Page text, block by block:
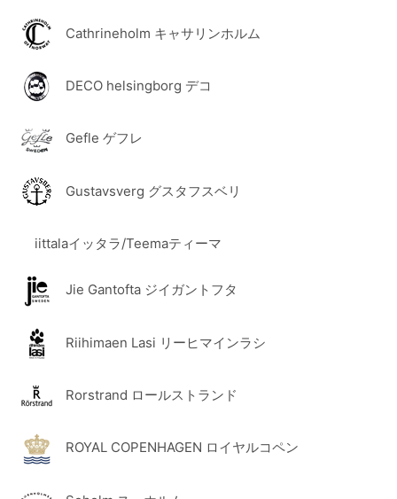
Cathrineholm キャサリンホルム
DECO helsingborg デコ
Gefle ゲフレ
Gustavsverg グスタフスベリ
iittalaイッタラ/Teemaティーマ
Jie Gantofta ジイガントフタ
Riihimaen Lasi リーヒマインラシ
Rorstrand ロールストランド
ROYAL COPENHAGEN ロイヤルコペン